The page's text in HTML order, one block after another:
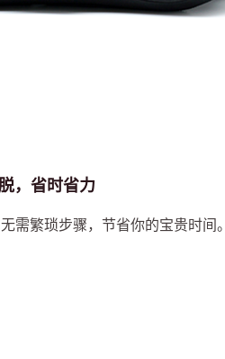
，省时省力
需繁琐步骤，节省你的宝贵时间。